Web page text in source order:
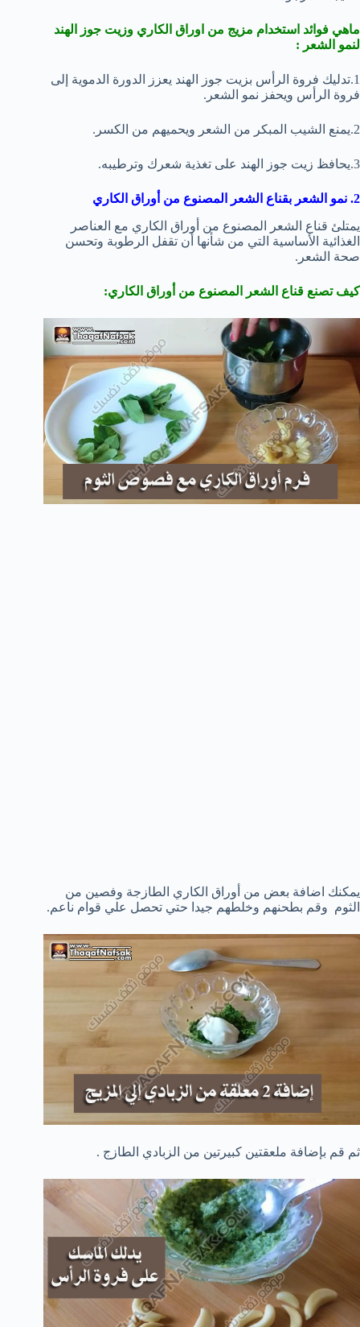
ماهي فوائد استخدام مزيج من اوراق الكاري وزيت جوز الهند
لنمو الشعر :
1.تدليك فروة الرأس بزيت جوز الهند يعزز الدورة الدموية إلى
فروة الرأس ويحفز نمو الشعر.
2.يمنع الشيب المبكر من الشعر ويحميهم من الكسر.
3.يحافظ زيت جوز الهند على تغذية شعرك وترطيبه.
2. نمو الشعر بقناع الشعر المصنوع من أوراق الكاري
يمتلئ قناع الشعر المصنوع من أوراق الكاري مع العناصر
الغذائية الأساسية التي من شأنها أن تقفل الرطوبة وتحسن
صحة الشعر.
كيف تصنع قناع الشعر المصنوع من أوراق الكاري:
يمكنك اضافة بعض من أوراق الكاري الطازجة وفصين من
الثوم وقم بطحنهم وخلطهم جيدا حتي تحصل علي قوام ناعم.
ثم قم بإضافة ملعقتين كبيرتين من الزبادي الطازج .